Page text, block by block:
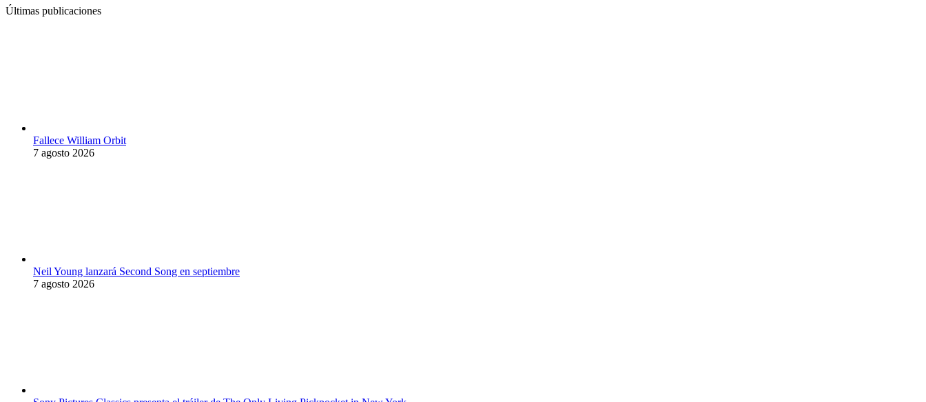
Últimas publicaciones
Fallece William Orbit
7 agosto 2026
Neil Young lanzará Second Song en septiembre
7 agosto 2026